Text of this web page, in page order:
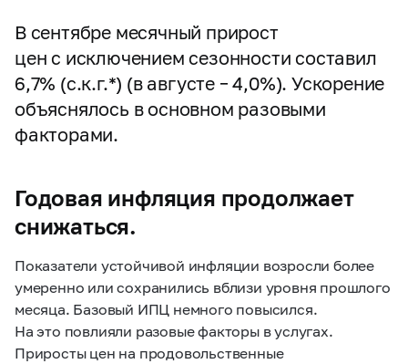
В сентябре месячный прирост
цен с исключением сезонности составил
6,7% (с.к.г.*) (в августе – 4,0%). Ускорение
объяснялось в основном разовыми
факторами.
Годовая инфляция продолжает
снижаться.
Показатели устойчивой инфляции возросли более
умеренно или сохранились вблизи уровня прошлого
месяца. Базовый ИПЦ немного повысился.
На это повлияли разовые факторы в услугах.
Приросты цен на продовольственные